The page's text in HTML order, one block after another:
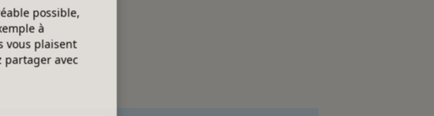
possible,
à
vous plaisent
partager avec